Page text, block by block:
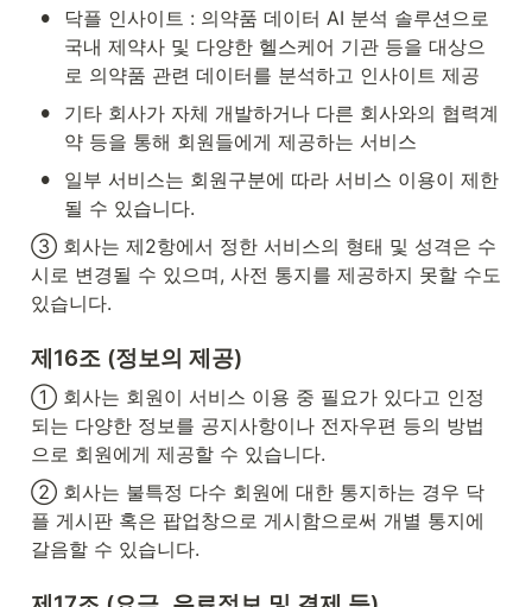
•
닥플 인사이트 : 의약품 데이터 AI 분석 솔루션으로
국내 제약사 및 다양한 헬스케어 기관 등을 대상으
로 의약품 관련 데이터를 분석하고 인사이트 제공
•
기타 회사가 자체 개발하거나 다른 회사와의 협력계
약 등을 통해 회원들에게 제공하는 서비스
•
일부 서비스는 회원구분에 따라 서비스 이용이 제한
될 수 있습니다.
③ 회사는 제2항에서 정한 서비스의 형태 및 성격은 수
시로 변경될 수 있으며, 사전 통지를 제공하지 못할 수도
있습니다.
제16조 (정보의 제공)
① 회사는 회원이 서비스 이용 중 필요가 있다고 인정
되는 다양한 정보를 공지사항이나 전자우편 등의 방법
으로 회원에게 제공할 수 있습니다.
② 회사는 불특정 다수 회원에 대한 통지하는 경우 닥
플 게시판 혹은 팝업창으로 게시함으로써 개별 통지에
갈음할 수 있습니다.